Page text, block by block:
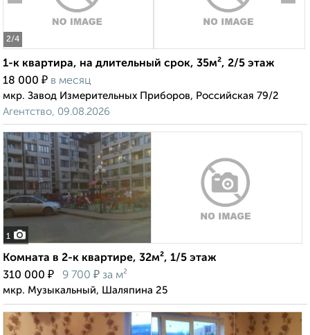
2/4
1-к квартира, на длительный срок, 35м², 2/5 этаж
18 000 ₽ в месяц
мкр. Завод Измерительных Приборов, Российская 79/2
Агентство, 09.08.2026
1
Комната в 2-к квартире, 32м², 1/5 этаж
310 000 ₽ 9 700 ₽ за м²
мкр. Музыкальный, Шаляпина 25